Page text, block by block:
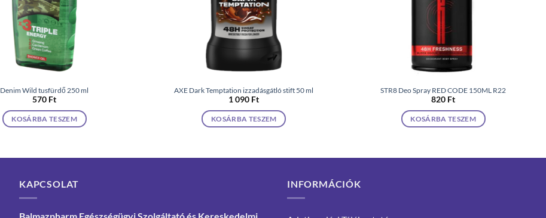
Denim Wild tusfürdő 250 ml
570 Ft
KOSÁRBA TESZEM
AXE Dark Temptation izzadásgátló stift 50 ml
1 090 Ft
KOSÁRBA TESZEM
STR8 Deo Spray RED CODE 150ML R22
820 Ft
KOSÁRBA TESZEM
KAPCSOLAT INFORMÁCIÓK